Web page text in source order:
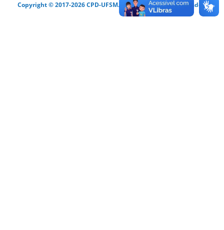
Copyright © 2017-2026 CPD-UFSM. Todos os direitos reservados.